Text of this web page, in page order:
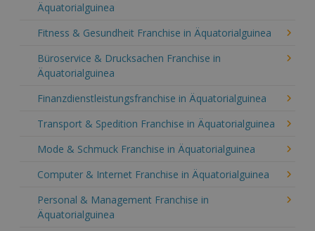
Äquatorialguinea
Fitness & Gesundheit Franchise in Äquatorialguinea
Büroservice & Drucksachen Franchise in
Äquatorialguinea
Finanzdienstleistungsfranchise in Äquatorialguinea
Transport & Spedition Franchise in Äquatorialguinea
Mode & Schmuck Franchise in Äquatorialguinea
Computer & Internet Franchise in Äquatorialguinea
Personal & Management Franchise in
Äquatorialguinea